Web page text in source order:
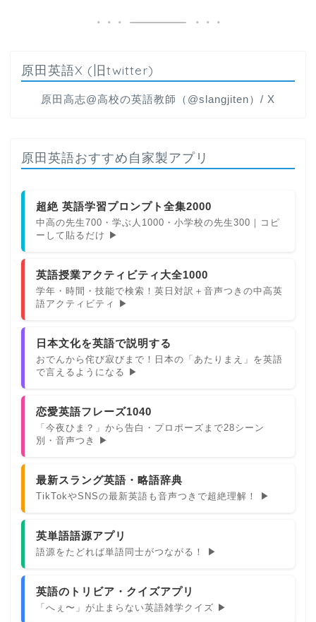
原田英語X (旧twitter)
原田高志@高校の英語教師（@slangjiten）/ X
原田英語おすすめ自家製アプリ
超絶 英語学習プロンプト全集2000
中高の先生700・学ぶ人1000・小学校の先生300｜コピ
ーして貼るだけ ▶
英語授業アクティビティ大全1000
学年・時間・技能で検索！英日対訳＋音声つきの中高英
語アクティビティ ▶
日本文化を英語で説明する
おでんから侘び寂びまで！日本の「あたりまえ」を英語
で言えるようになる ▶
恋愛英語フレーズ1040
「今夜ひま？」から告白・プロポーズまで28シーン
別・音声つき ▶
最新スラング英語・略語辞典
TikTokやSNSの最新英語も音声つきで超絶理解！ ▶
英単語語源アプリ
語源をたどれば単語同士がつながる！ ▶
英語のトリビア・クイズアプリ
「へぇ〜」が止まらない英語雑学クイズ ▶